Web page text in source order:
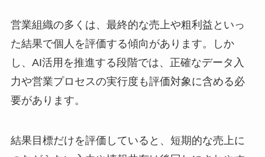
営業組織の多くは、最終的な売上や粗利益といっ
た結果で個人を評価する傾向があります。しか
し、AI活用を推進する段階では、正確なデータ入
力や営業プロセスの実行度も評価対象に含める必
要があります。
結果目標だけを評価していると、短期的な売上に